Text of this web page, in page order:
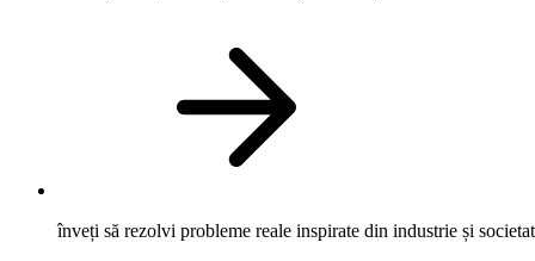
înveți să rezolvi probleme reale inspirate din industrie și